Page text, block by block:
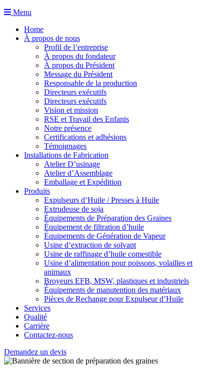
Menu
Home
À propos de nous
Profil de l’entreprise
À propos du fondateur
À propos du Président
Message du Président
Responsable de la production
Directeurs exécutifs
Directeurs exécutifs
Vision et mission
RSE et Travail des Enfants
Notre présence
Certifications et adhésions
Témoignages
Installations de Fabrication
Atelier D’usinage
Atelier d’Assemblage
Emballage et Expédition
Produits
Expulseurs d’Huile / Presses à Huile
Extrudeuse de soja
Équipements de Préparation des Graines
Équipement de filtration d’huile
Équipements de Génération de Vapeur
Usine d’extraction de solvant
Usine de raffinage d’huile comestible
Usine d’alimentation pour poissons, volailles et
animaux
Broyeurs EFB, MSW, plastiques et industriels
Équipements de manutention des matériaux
Pièces de Rechange pour Expulseur d’Huile
Services
Qualité
Carrière
Contactez-nous
Demandez un devis